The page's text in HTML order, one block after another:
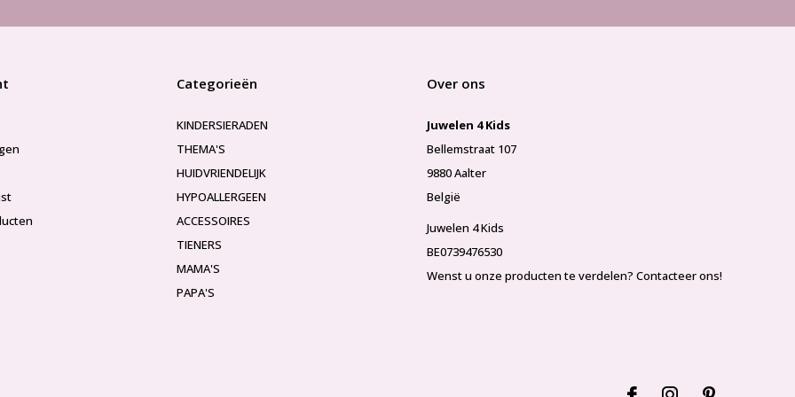
Categorieën
KINDERSIERADEN
THEMA'S
HUIDVRIENDELIJK
HYPOALLERGEEN
ACCESSOIRES
TIENERS
MAMA'S
PAPA'S
Over ons
Juwelen 4 Kids
Bellemstraat 107
9880 Aalter
België
Juwelen 4 Kids
BE0739476530
Wenst u onze producten te verdelen? Contacteer ons!